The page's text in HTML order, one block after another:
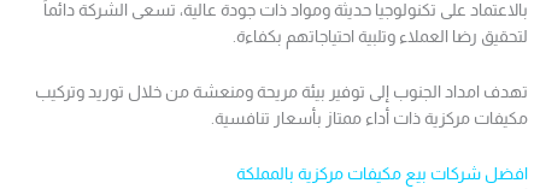
بالاعتماد على تكنولوجيا حديثة ومواد ذات جودة عالية، تسعى الشركة دائماً
لتحقيق رضا العملاء وتلبية احتياجاتهم بكفاءة.
تهدف امداد الجنوب إلى توفير بيئة مريحة ومنعشة من خلال توريد وتركيب
مكيفات مركزية ذات أداء ممتاز بأسعار تنافسية.
افضل شركات بيع مكيفات مركزية بالمملكة